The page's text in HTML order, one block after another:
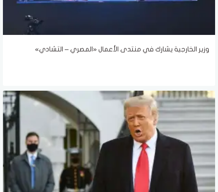
وزير الخارجية يشارك في منتدى الأعمال «المصري – التشادي»